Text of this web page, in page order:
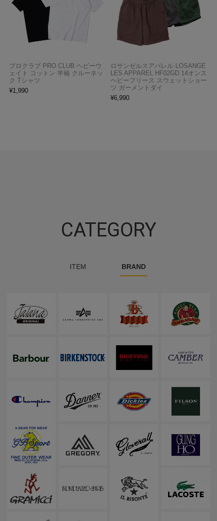
プロクラブ PRO CLUB ヘビーウ
ェイト コットン 半袖 クルーネッ
ク Tシャツ
¥1,990
ロサンゼルスアパレル LOSANGE
LES APPAREL HF02GD 14オンス
ヘビーフリース スウェットショー
ツ ガーメントダイ
¥6,990
CATEGORY
ITEM BRAND